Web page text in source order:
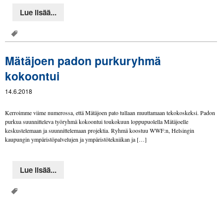
Lue lisää...
Mätäjoen padon purkuryhmä
kokoontui
14.6.2018
Kerroimme viime numerossa, että Mätäjoen pato tullaan muuttamaan tekokoskeksi. Padon
purkua suunnitteleva työryhmä kokoontui toukokuun loppupuolella Mätäjoelle
keskustelemaan ja suunnittelemaan projektia. Ryhmä koostuu WWF:n, Helsingin
kaupungin ympäristöpalvelujen ja ympäristötekniikan ja […]
Lue lisää...